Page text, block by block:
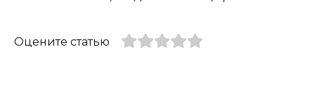
Оцените статью